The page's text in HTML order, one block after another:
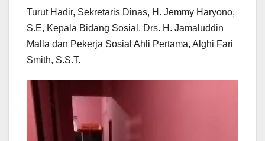
Turut Hadir, Sekretaris Dinas, H. Jemmy Haryono,
S.E, Kepala Bidang Sosial, Drs. H. Jamaluddin
Malla dan Pekerja Sosial Ahli Pertama, Alghi Fari
Smith, S.S.T.